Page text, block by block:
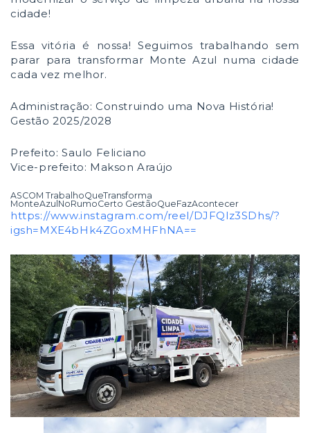
cidade!
Essa vitória é nossa! Seguimos trabalhando sem
parar para transformar Monte Azul numa cidade
cada vez melhor.
Administração: Construindo uma Nova História!
Gestão 2025/2028
Prefeito: Saulo Feliciano
Vice-prefeito: Makson Araújo
ASCOM TrabalhoQueTransforma
MonteAzulNoRumoCerto GestãoQueFazAcontecer
https://www.instagram.com/reel/DJFQlz3SDhs/?
igsh=MXE4bHk4ZGoxMHFhNA==